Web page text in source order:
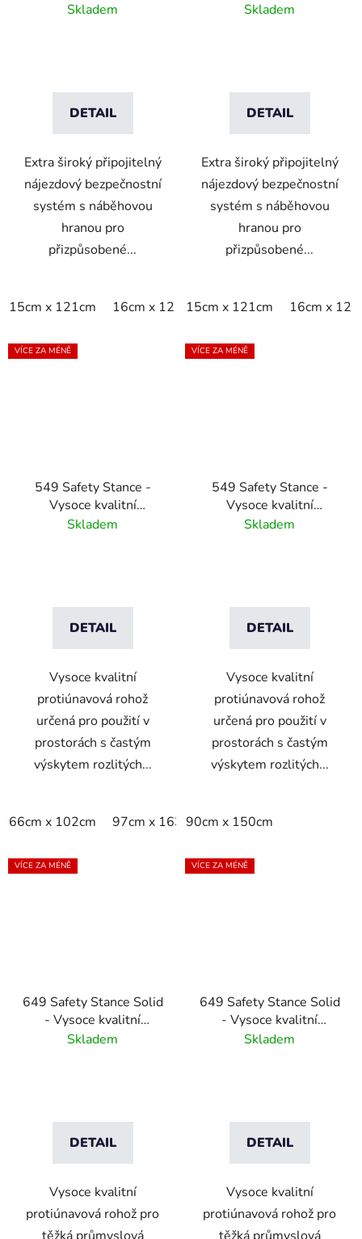
široký nájezdový systém
Skladem
DETAIL
Extra široký připojitelný
nájezdový bezpečnostní
systém s náběhovou
hranou pro
přizpůsobené...
15cm x 121cm 16cm x 121cm
široký nájezdový systém
Skladem
DETAIL
Extra široký připojitelný
nájezdový bezpečnostní
systém s náběhovou
hranou pro
přizpůsobené...
15cm x 121cm 16cm x
VÍCE ZA MÉNĚ
549 Safety Stance -
Vysoce kvalitní
protiúnavová nitrilová
Skladem
DETAIL
Vysoce kvalitní
protiúnavová rohož
určená pro použití v
prostorách s častým
výskytem rozlitých...
66cm x 102cm 97cm x 163cm 97cm x 315cm
VÍCE ZA MÉNĚ
549 Safety Stance -
Vysoce kvalitní
protiúnavová nitrilová
Skladem
DETAIL
Vysoce kvalitní
protiúnavová rohož
určená pro použití v
prostorách s častým
výskytem rozlitých...
90cm x 150cm
VÍCE ZA MÉNĚ
649 Safety Stance Solid
- Vysoce kvalitní
protiúnavová rohož -
Skladem
DETAIL
Vysoce kvalitní
protiúnavová rohož pro
VÍCE ZA MÉNĚ
649 Safety Stance Solid
- Vysoce kvalitní
protiúnavová rohož -
Skladem
DETAIL
Vysoce kvalitní
protiúnavová rohož pro